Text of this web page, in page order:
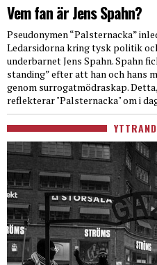
Vem fan är Jens Spahn?
Pseudonymen “Palsternacka”
Ledarsidorna kring tysk politik
underbarnet Jens Spahn. Spahn
standing” efter att han och hans
genom surrogatmödraskap.
reflekterar "Palsternacka" om i